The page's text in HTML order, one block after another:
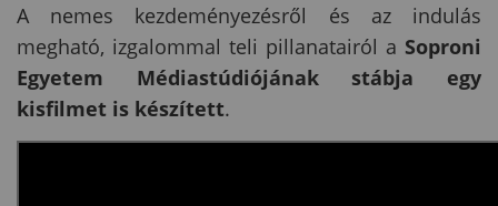
A nemes kezdeményezésről és az indulás
megható, izgalommal teli pillanatairól a Soproni
Egyetem Médiastúdiójának stábja egy
kisfilmet is készített.